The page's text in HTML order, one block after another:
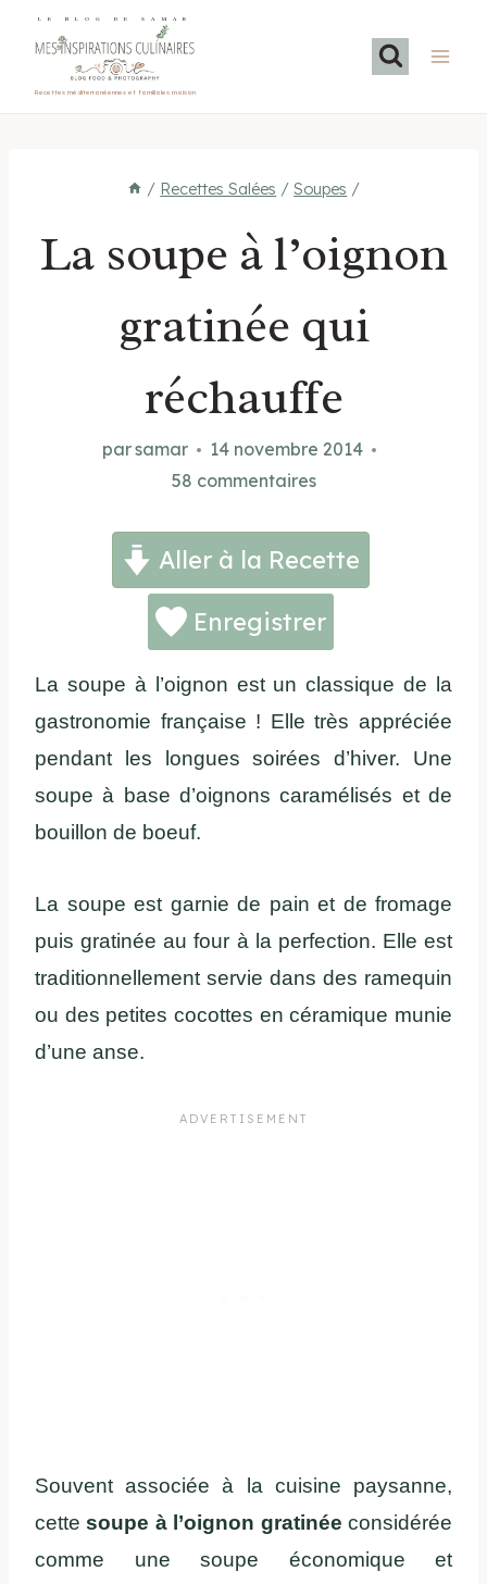
LE BLOG DE SAMAR
Recettes méditerranéennes et familiales maison
/ Recettes Salées / Soupes /
La soupe à l’oignon
gratinée qui
réchauffe
parsamar
14 novembre 2014
58 commentaires
Aller à la Recette
Enregistrer
La soupe à l’oignon est un classique de la
gastronomie française ! Elle très appréciée
pendant les longues soirées d’hiver. Une
soupe à base d’oignons caramélisés et de
bouillon de boeuf.
La soupe est garnie de pain et de fromage
puis gratinée au four à la perfection. Elle est
traditionnellement servie dans des ramequin
ou des petites cocottes en céramique munie
d’une anse.
Souvent associée à la cuisine paysanne,
cettesoupe à l’oignon gratinée considérée
comme une soupe économique et